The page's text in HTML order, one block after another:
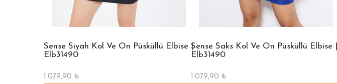
Sense Siyah Kol Ve Ön Püsküllü Elbise |
Elb31490
1.079,90 ₺
Sense Saks Kol Ve Ön Püsküllü Elbise |
Elb31490
1.079,90 ₺